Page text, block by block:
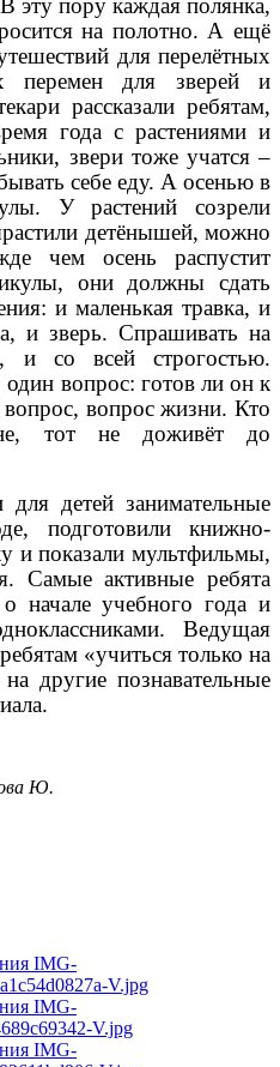
эту пору каждая полянка,
на полотно. А ещё
для перелётных
перемен для зверей и
рассказали ребятам,
года с растениями и
звери тоже учатся –
себе еду. А осенью в
У растений созрели
детёнышей, можно
чем осень распустит
они должны сдать
и маленькая травка, и
и зверь. Спрашивать на
и со всей строгостью.
вопрос: готов ли он к
вопрос жизни. Кто
тот не доживёт до
для детей занимательные
подготовили книжно-
и показали мультфильмы,
Самые активные ребята
начале учебного года и
Ведущая
«учиться только на
другие познавательные
Ю.